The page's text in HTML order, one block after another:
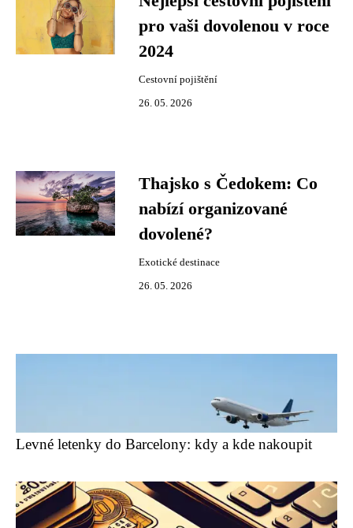
pro vaši dovolenou v roce
2024
Cestovní pojištění
26. 05. 2026
Thajsko s Čedokem: Co
nabízí organizované
dovolené?
Exotické destinace
26. 05. 2026
Levné letenky do Barcelony: kdy a kde nakoupit